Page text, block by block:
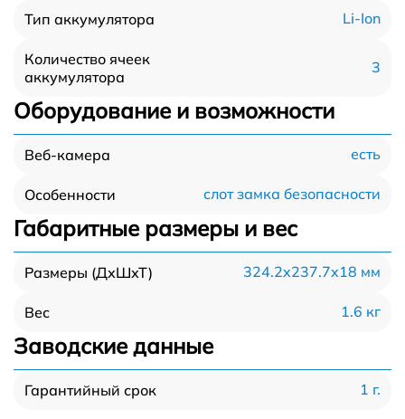
Тип аккумулятора Li-Ion
Количество ячеек
аккумулятора
3
Оборудование и возможности
Веб-камера есть
Особенности слот замка безопасности
Габаритные размеры и вес
Размеры (ДхШхТ) 324.2x237.7x18 мм
Вес 1.6 кг
Заводские данные
Гарантийный срок 1 г.